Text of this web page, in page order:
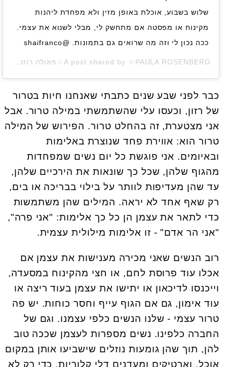
שלוש בשבוע, אוכלת באופן מזין ולא מפחדת ליהנות
מקינוח או מפסטה אם מתחשק לי, מבלי לשנוא את עצמי.
ככה נכון לי וזה מה שרואים גם בתמונות. @shaifranco
A post shared by ☆PAULA ROSENBERG☆פאולה רוזנברג
כבר לפני שבע שנים כתבתי שאנחנו חיות בטרור
של רזון, וכעסו עלי שהשתמשתי במילה טרור. אבל
אני מצטערת, זה בהחלט טרור. הפירוש של המילה
טרור הוא: אווירת פחד שנוצרת באלימות
ובאיומים. אני פוגשת כל יום נשים שמפחדות
מהגוף שלהן, שכל כך שונאות את הירכיים שלהן,
עד שהן מעדיפות לוותר על בילוי בבריכה או בים,
רק שאף אחד לא יראה. המילים שהן משתמשות
כדי לתאר את עצמן הן כל כך אלימות: "אני פרה",
"אני הר אדם" - זו אלימות מילולית עצמית.
רוב הנשים שאני מכירה מענישות את עצמן אם
אכלו עוד פרוסת לחם, או חצי מהקינוח במסעדה,
וייכנסו לדיכאון או יתישו את עצמן בעוד ריצה או
עוד אימון, גם אם הגוף עייף וחסר כוחות. יש פה
טרור עצמי - שלנו הנשים כלפי עצמנו. וגם של
החברה כלפינו. נשים מספרות לעצמן שככה טוב
להן, תוך שהן גומעות נוזלים שישביעו אותן במקום
אוכל, וארטיקים ומעדנים דלי קלוריות, כדי רק לא